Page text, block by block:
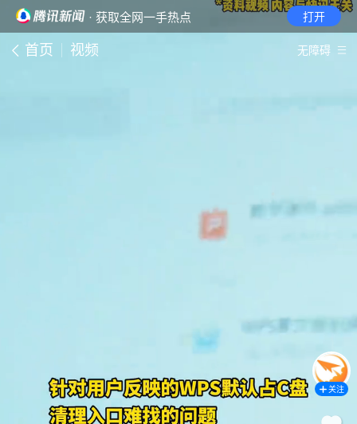
· 获取全网一手热点 打开
首页 视频 无障碍
关注